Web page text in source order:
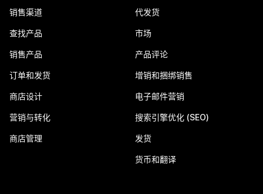
销售渠道
查找产品
销售产品
订单和发货
商店设计
营销与转化
商店管理
代发货
市场
产品评论
增销和捆绑销售
电子邮件营销
搜索引擎优化 (SEO)
发货
货币和翻译